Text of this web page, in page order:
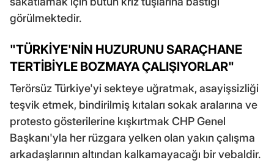
görülmektedir.
"TÜRKİYE'NİN HUZURUNU SARAÇHANE
TERTİBİYLE BOZMAYA ÇALIŞIYORLAR"
Terörsüz Türkiye'yi sekteye uğratmak, asayişsizliği
teşvik etmek, bindirilmiş kıtaları sokak aralarına ve
protesto gösterilerine kışkırtmak CHP Genel
Başkanı'yla her rüzgara yelken olan yakın çalışma
arkadaşlarının altından kalkamayacağı bir vebaldir.